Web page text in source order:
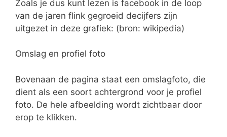
Zoals je dus kunt lezen is facebook in de loop
van de jaren flink gegroeid decijfers zijn
uitgezet in deze grafiek: (bron: wikipedia)
Omslag en profiel foto
Bovenaan de pagina staat een omslagfoto, die
dient als een soort achtergrond voor je profiel
foto. De hele afbeelding wordt zichtbaar door
erop te klikken.